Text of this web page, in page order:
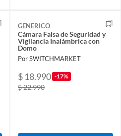
GENERICO
Cámara Falsa de Seguridad y
Vigilancia Inalámbrica con
Domo
Por SWITCHMARKET
$ 18.990 -17%
$ 22.990